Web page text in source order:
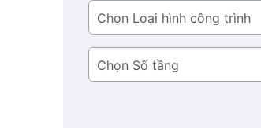
Loại
hình
công
trình
Số
tầng